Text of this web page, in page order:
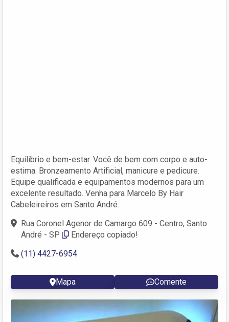
Equilíbrio e bem-estar. Você de bem com corpo e auto-
estima. Bronzeamento Artificial, manicure e pedicure.
Equipe qualificada e equipamentos modernos para um
excelente resultado. Venha para Marcelo By Hair
Cabeleireiros em Santo André.
Rua Coronel Agenor de Camargo 609 - Centro, Santo
André - SP
Endereço copiado!
(11) 4427-6954
Mapa Comente